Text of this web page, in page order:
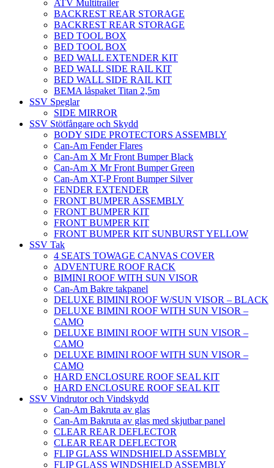
ATV Multitrailer
BACKREST REAR STORAGE
BACKREST REAR STORAGE
BED TOOL BOX
BED TOOL BOX
BED WALL EXTENDER KIT
BED WALL SIDE RAIL KIT
BED WALL SIDE RAIL KIT
BEMA låspaket Titan 2,5m
SSV Speglar
SIDE MIRROR
SSV Stötfångare och Skydd
BODY SIDE PROTECTORS ASSEMBLY
Can-Am Fender Flares
Can-Am X Mr Front Bumper Black
Can-Am X Mr Front Bumper Green
Can-Am XT-P Front Bumper Silver
FENDER EXTENDER
FRONT BUMPER ASSEMBLY
FRONT BUMPER KIT
FRONT BUMPER KIT
FRONT BUMPER KIT SUNBURST YELLOW
SSV Tak
4 SEATS TOWAGE CANVAS COVER
ADVENTURE ROOF RACK
BIMINI ROOF WITH SUN VISOR
Can-Am Bakre takpanel
DELUXE BIMINI ROOF W/SUN VISOR – BLACK
DELUXE BIMINI ROOF WITH SUN VISOR –
CAMO
DELUXE BIMINI ROOF WITH SUN VISOR –
CAMO
DELUXE BIMINI ROOF WITH SUN VISOR –
CAMO
HARD ENCLOSURE ROOF SEAL KIT
HARD ENCLOSURE ROOF SEAL KIT
SSV Vindrutor och Vindskydd
Can-Am Bakruta av glas
Can-Am Bakruta av glas med skjutbar panel
CLEAR REAR DEFLECTOR
CLEAR REAR DEFLECTOR
FLIP GLASS WINDSHIELD ASSEMBLY
FLIP GLASS WINDSHIELD ASSEMBLY